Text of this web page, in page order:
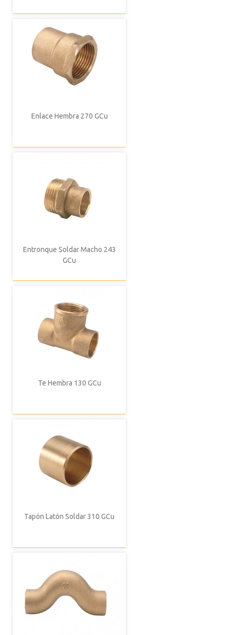
Enlace Hembra 270 GCu
Entronque Soldar Macho 243
GCu
Te Hembra 130 GCu
Tapón Latón Soldar 310 GCu